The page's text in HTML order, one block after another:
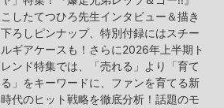
こしたてつひろ先生インタビュー＆描き
下ろしピンナップ、特別付録にはスチー
ルギアケースも！さらに2026年上半期ト
レンド特集では、「売れる」より「育て
る」をキーワードに、ファンを育てる新
時代のヒット戦略を徹底分析！話題のモ